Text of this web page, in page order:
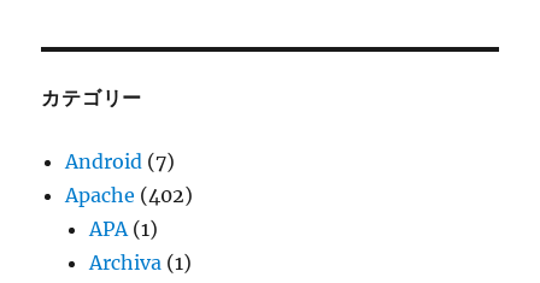
ブ
カテゴリー
Android (7)
Apache (402)
APA(1)
Archiva (1)